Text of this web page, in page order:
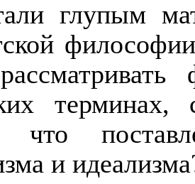
глупым
что
и